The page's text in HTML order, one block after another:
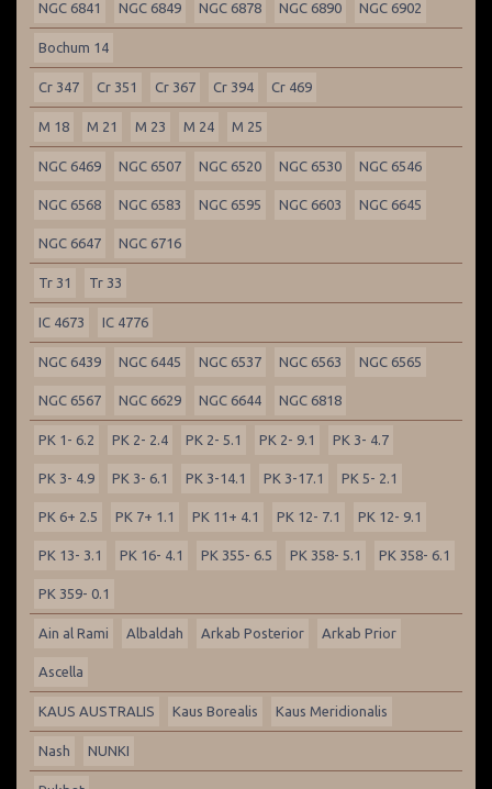
NGC 6841 NGC 6849 NGC 6878 NGC 6890 NGC 6902
Bochum 14
Cr 347 Cr 351 Cr 367 Cr 394 Cr 469
M 18 M 21 M 23 M 24 M 25
NGC 6469 NGC 6507 NGC 6520 NGC 6530 NGC 6546
NGC 6568 NGC 6583 NGC 6595 NGC 6603 NGC 6645
NGC 6647 NGC 6716
Tr 31 Tr 33
IC 4673 IC 4776
NGC 6439 NGC 6445 NGC 6537 NGC 6563 NGC 6565
NGC 6567 NGC 6629 NGC 6644 NGC 6818
PK 1- 6.2 PK 2- 2.4 PK 2- 5.1 PK 2- 9.1 PK 3- 4.7
PK 3- 4.9 PK 3- 6.1 PK 3-14.1 PK 3-17.1 PK 5- 2.1
PK 6+ 2.5 PK 7+ 1.1 PK 11+ 4.1 PK 12- 7.1 PK 12- 9.1
PK 13- 3.1 PK 16- 4.1 PK 355- 6.5 PK 358- 5.1 PK 358- 6.1
PK 359- 0.1
Ain al Rami Albaldah Arkab Posterior Arkab Prior
Ascella
KAUS AUSTRALIS Kaus Borealis Kaus Meridionalis
Nash NUNKI